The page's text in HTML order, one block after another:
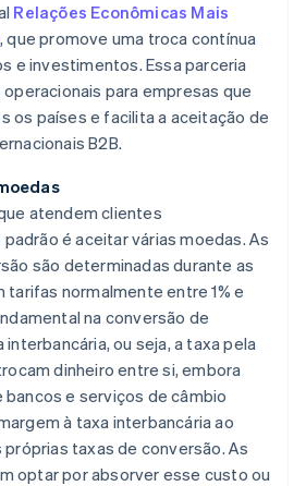
Relações Econômicas Mais
, que promove uma troca contínua
e investimentos. Essa parceria
para empresas que
os países e facilita a aceitação de
B2B.
atendem clientes
é aceitar várias moedas. As
são determinadas durante as
tarifas normalmente entre 1% e
na conversão de
interbancária, ou seja, a taxa pela
dinheiro entre si, embora
bancos e serviços de câmbio
à taxa interbancária ao
taxas de conversão. As
optar por absorver esse custo ou